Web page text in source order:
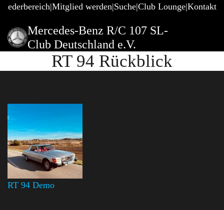
Mitglied werden Suche Club Lounge Kontakt
Mercedes-Benz R/C 107 SL-
Club Deutschland e.V.
RT 94 Rückblick
RT 94 Demo